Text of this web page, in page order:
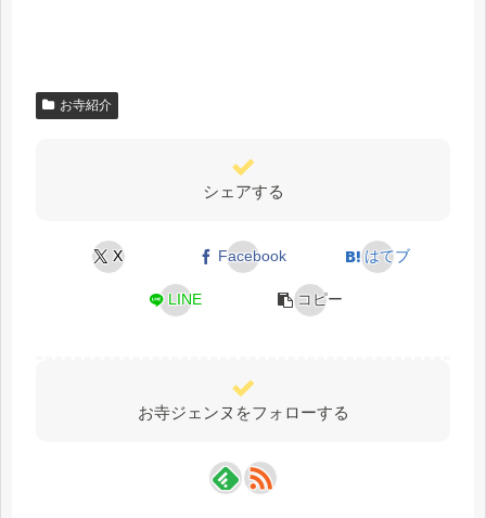
お寺紹介
シェアする
X Facebook はてブ
LINE コピー
お寺ジェンヌをフォローする